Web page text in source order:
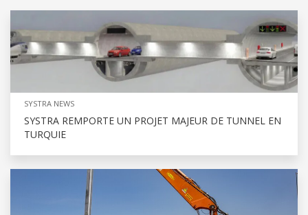
SYSTRA NEWS
SYSTRA REMPORTE UN PROJET MAJEUR DE TUNNEL EN
TURQUIE